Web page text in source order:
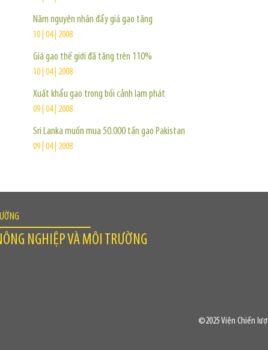
Năm nguyên nhân đẩy giá gạo tăng
10 | 04 | 2008
Giá gạo thế giới đã tăng trên 110%
10 | 04 | 2008
Xuất khẩu gạo trong bối cảnh lạm phát
09 | 04 | 2008
Sri Lanka muốn mua 50.000 tấn gạo Pakistan
09 | 04 | 2008
NGHIỆP VÀ MÔI TRƯỜNG
©2025 Viện Chiến